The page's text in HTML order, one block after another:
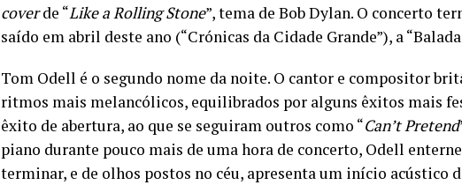
coverde “Like a Rolling Stone”, tema de Bob Dylan. O concerto
saído em abril deste ano (“Crónicas da Cidade Grande”), a
Tom Odell é o segundo nome da noite. O cantor e compositor
ritmos mais melancólicos, equilibrados por alguns êxitos mais
êxito de abertura, ao que se seguiram outros como “Can’t Pretend
piano durante pouco mais de uma hora de concerto, Odell
terminar, e de olhos postos no céu, apresenta um início acústico